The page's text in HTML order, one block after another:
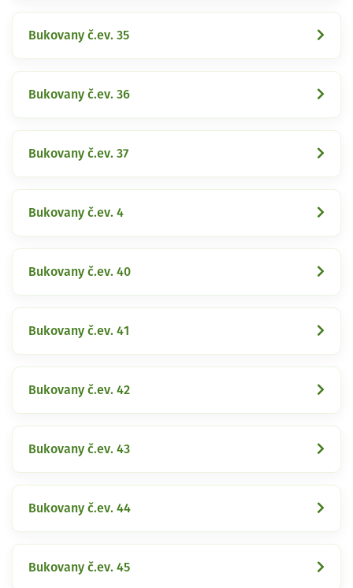
Bukovany č.ev. 35
Bukovany č.ev. 36
Bukovany č.ev. 37
Bukovany č.ev. 4
Bukovany č.ev. 40
Bukovany č.ev. 41
Bukovany č.ev. 42
Bukovany č.ev. 43
Bukovany č.ev. 44
Bukovany č.ev. 45